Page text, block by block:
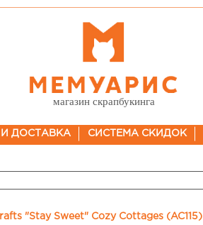
магазин скрапбукинга
ДОСТАВКА СИСТЕМА СКИДОК
"Stay Sweet" Cozy Cottages (AC115)